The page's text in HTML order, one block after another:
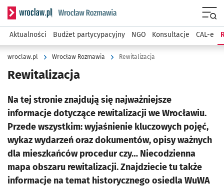
Serwis informacyjny wroclaw.pl podserwis: Rozmawia
Aktualności Budżet partycypacyjny NGO Konsultacje CAL-e
wroclaw.pl Wrocław Rozmawia Rewitalizacja
Rewitalizacja
Na tej stronie znajdują się najważniejsze
informacje dotyczące rewitalizacji we Wrocławiu.
Przede wszystkim: wyjaśnienie kluczowych pojęć,
wykaz wydarzeń oraz dokumentów, opisy ważnych
dla mieszkańców procedur czy… Niecodzienna
mapa obszaru rewitalizacji. Znajdziecie tu także
informacje na temat historycznego osiedla WuWA